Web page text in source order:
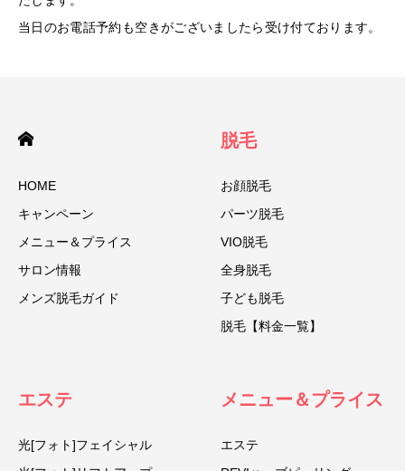
当日のお電話予約も空きがございましたら受け付ております。
HOME
キャンペーン
メニュー＆プライス
サロン情報
メンズ脱毛ガイド
脱毛
お顔脱毛
パーツ脱毛
VIO脱毛
全身脱毛
子ども脱毛
脱毛【料金一覧】
エステ
光[フォト]フェイシャル
メニュー＆プライス
エステ